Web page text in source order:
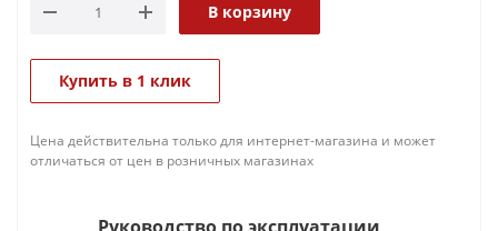
В корзину
Купить в 1 клик
Цена действительна только для интернет-магазина и может
отличаться от цен в розничных магазинах